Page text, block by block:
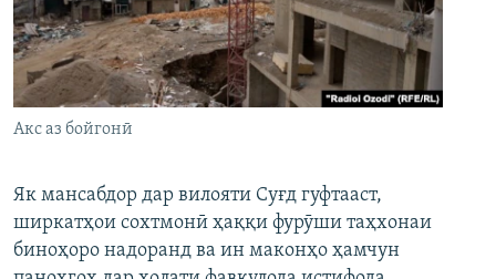
Акс аз бойгонӣ
Як мансабдор дар вилояти Суғд гуфтааст,
ширкатҳои сохтмонӣ ҳаққи фурӯши таҳхонаи
биноҳоро надоранд ва ин маконҳо ҳамчун